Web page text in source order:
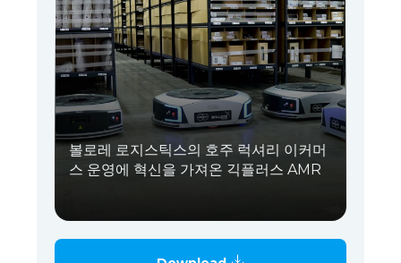
볼로레 로지스틱스의 호주 럭셔리 이커머
스 운영에 혁신을 가져온 긱플러스 AMR